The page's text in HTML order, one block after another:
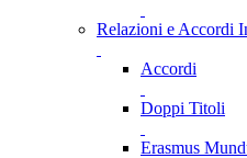
Relazioni e Accordi
Accordi
Doppi Titoli
Erasmus